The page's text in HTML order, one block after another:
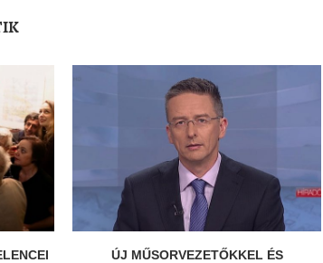
ÚJ MŰSORVEZETŐKKEL ÉS